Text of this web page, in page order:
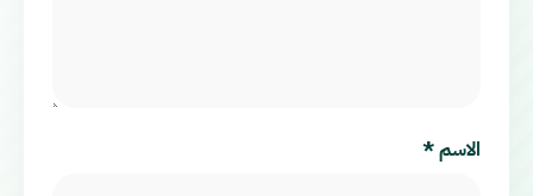
الاسم*